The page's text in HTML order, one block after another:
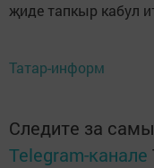
җиде тапкыр кабул
Татар-информ
Следите за
Telegram-канале